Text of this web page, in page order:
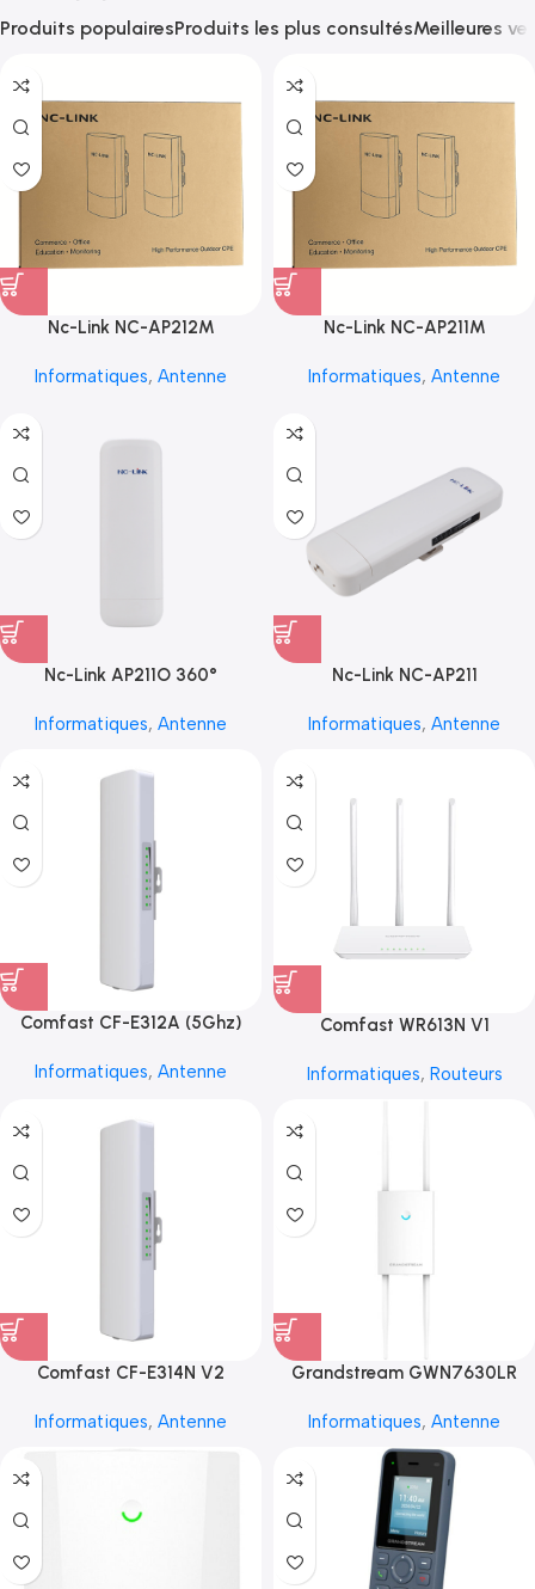
Produits populairesProduits les plus consultésMeilleures
Nc-Link NC-AP212M
Informatiques, Antenne
Nc-Link NC-AP211M
Informatiques, Antenne
Nc-Link AP211O 360°
Informatiques, Antenne
Nc-Link NC-AP211
Informatiques, Antenne
Comfast CF-E312A (5Ghz)
Informatiques, Antenne
Comfast WR613N V1
Informatiques, Routeurs
Comfast CF-E314N V2
Informatiques, Antenne
Grandstream GWN7630LR
Informatiques, Antenne